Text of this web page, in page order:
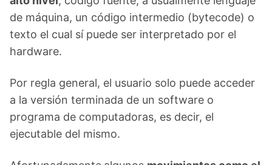
de máquina, un código intermedio (bytecode) o
texto el cual sí puede ser interpretado por el
Por regla general, el usuario solo puede acceder
a la versión terminada de un software o
programa de computadoras, es decir, el
ejecutable del mismo.
Afortunadamente
movimientos como el